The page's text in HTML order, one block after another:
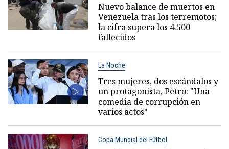
Nuevo balance de muertos en
Venezuela tras los terremotos;
la cifra supera los 4.500
fallecidos
La Noche
Tres mujeres, dos escándalos y
un protagonista, Petro: "Una
comedia de corrupción en
varios actos"
Copa Mundial del Fútbol